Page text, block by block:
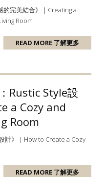
的完美結合》 | Creating a
Room
READ MORE 了解更多
Rustic Style設
a Cozy and
Room
計》 | How to Create a Cozy
READ MORE 了解更多